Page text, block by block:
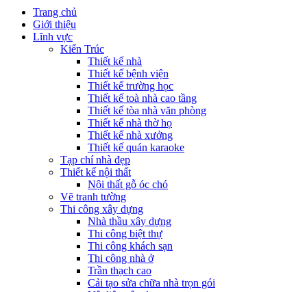
Trang chủ
Giới thiệu
Lĩnh vực
Kiến Trúc
Thiết kế nhà
Thiết kế bệnh viện
Thiết kế trường học
Thiết kế toà nhà cao tầng
Thiết kế tòa nhà văn phòng
Thiết kế nhà thờ họ
Thiết kế nhà xưởng
Thiết kế quán karaoke
Tạp chí nhà đẹp
Thiết kế nội thất
Nội thất gỗ óc chó
Vẽ tranh tường
Thi công xây dựng
Nhà thầu xây dựng
Thi công biệt thự
Thi công khách sạn
Thi công nhà ở
Trần thạch cao
Cải tạo sửa chữa nhà trọn gói